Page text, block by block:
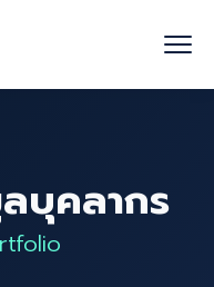
ร บุคลากร